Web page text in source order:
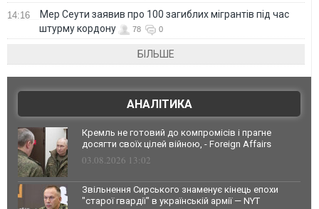
14:16
Мер Сеути заявив про 100 загиблих мігрантів під час
штурму кордону
78 0
БІЛЬШЕ
АНАЛІТИКА
Кремль не готовий до компромісів і прагне
досягти своїх цілей війною, - Foreign Affairs
03.08.2026 13:02
Звільнення Сирського знаменує кінець епохи
"старої гвардії" в українській армії — NYT